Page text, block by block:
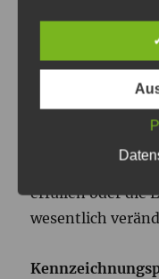
kein Label – er
Ebenfalls
Hilfsfunktion für
erfüllen oder die
wesentlich